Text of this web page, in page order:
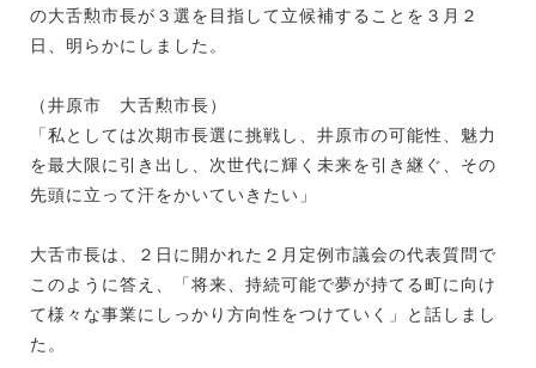
の大舌勲市長が３選を目指して立候補することを３月２
日、明らかにしました。
（井原市 大舌勲市長）
「私としては次期市長選に挑戦し、井原市の可能性、魅力
を最大限に引き出し、次世代に輝く未来を引き継ぐ、その
先頭に立って汗をかいていきたい」
大舌市長は、２日に開かれた２月定例市議会の代表質問で
このように答え、「将来、持続可能で夢が持てる町に向け
て様々な事業にしっかり方向性をつけていく」と話しまし
た。